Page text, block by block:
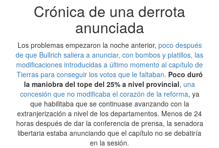
Crónica de una derrota
anunciada
Los problemas empezaron la noche anterior, poco después
de que Bullrich saliera a anunciar, con bombos y platillos, las
modificaciones introducidas a último momento al capítulo de
Tierras para conseguir los votos que le faltaban. Poco duró
la maniobra del tope del 25% a nivel provincial, una
concesión que no modificaba el corazón de la reforma, ya
que habilitaba que se continuase avanzando con la
extranjerización a nivel de los departamentos. Menos de 24
horas después de dar la conferencia de prensa, la senadora
libertaria estaba anunciando que el capítulo no se debatiría
en la sesión.